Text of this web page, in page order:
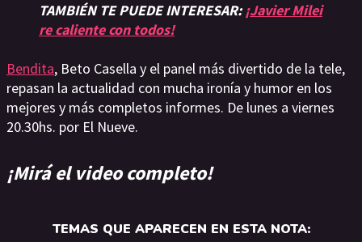
TAMBIÉN TE PUEDE INTERESAR:¡Javier Milei
re caliente con todos!
Bendita, Beto Casella y el panel más divertido de la tele,
repasan la actualidad con mucha ironía y humor en los
mejores y más completos informes. De lunes a viernes
20.30hs. por El Nueve.
¡Mirá el video completo!
TEMAS QUE APARECEN EN ESTA NOTA: